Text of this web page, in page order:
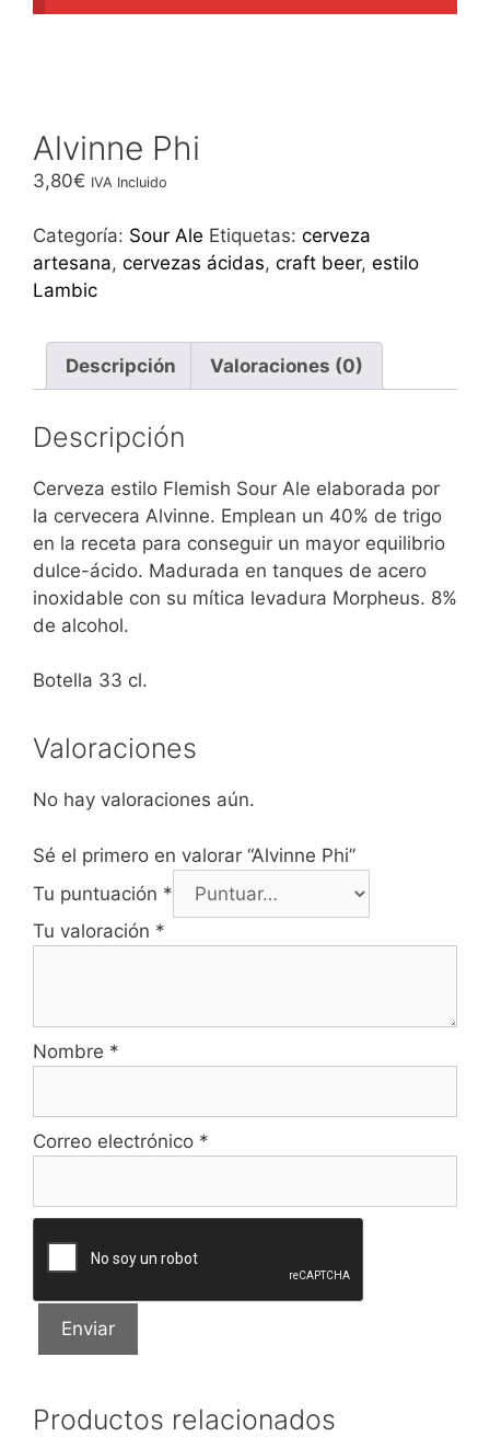
Alvinne Phi
3,80€ IVA Incluido
Categoría: Sour Ale Etiquetas: cerveza
artesana, cervezas ácidas, craft beer, estilo
Lambic
Descripción Valoraciones (0)
Descripción
Cerveza estilo Flemish Sour Ale elaborada por
la cervecera Alvinne. Emplean un 40% de trigo
en la receta para conseguir un mayor equilibrio
dulce-ácido. Madurada en tanques de acero
inoxidable con su mítica levadura Morpheus. 8%
de alcohol.
Botella 33 cl.
Valoraciones
No hay valoraciones aún.
Sé el primero en valorar “Alvinne Phi”
Tu puntuación *
Tu valoración *
Nombre *
Correo electrónico *
Productos relacionados